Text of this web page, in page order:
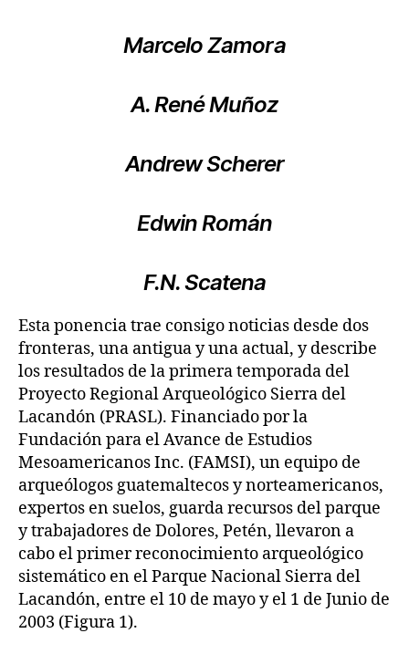
Marcelo Zamora
A. René Muñoz
Andrew Scherer
Edwin Román
F.N. Scatena
Esta ponencia trae consigo noticias desde dos
fronteras, una antigua y una actual, y describe
los resultados de la primera temporada del
Proyecto Regional Arqueológico Sierra del
Lacandón (PRASL). Financiado por la
Fundación para el Avance de Estudios
Mesoamericanos Inc. (FAMSI), un equipo de
arqueólogos guatemaltecos y norteamericanos,
expertos en suelos, guarda recursos del parque
y trabajadores de Dolores, Petén, llevaron a
cabo el primer reconocimiento arqueológico
sistemático en el Parque Nacional Sierra del
Lacandón, entre el 10 de mayo y el 1 de Junio de
2003 (Figura 1).